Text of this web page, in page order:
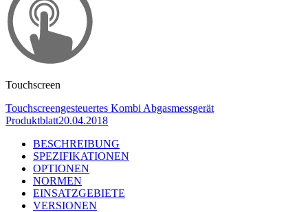
Touchscreen
Touchscreengesteuertes Kombi Abgasmessgerät
Produktblatt20.04.2018
BESCHREIBUNG
SPEZIFIKATIONEN
OPTIONEN
NORMEN
EINSATZGEBIETE
VERSIONEN